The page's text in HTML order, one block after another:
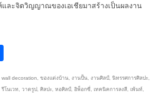
และจิตวิญญาณของเอเชียมาสร้างเป็นผลงาน
wall decoration ของแต่งบ้าน งานปั้น งานศิลป์ นิทรรศการศิลปะ
รีโนเวท วาดรูป ศิลปะ หอศิลป์ อิพ็อกซี่ เทคนิคการลงสี เพ้นท์